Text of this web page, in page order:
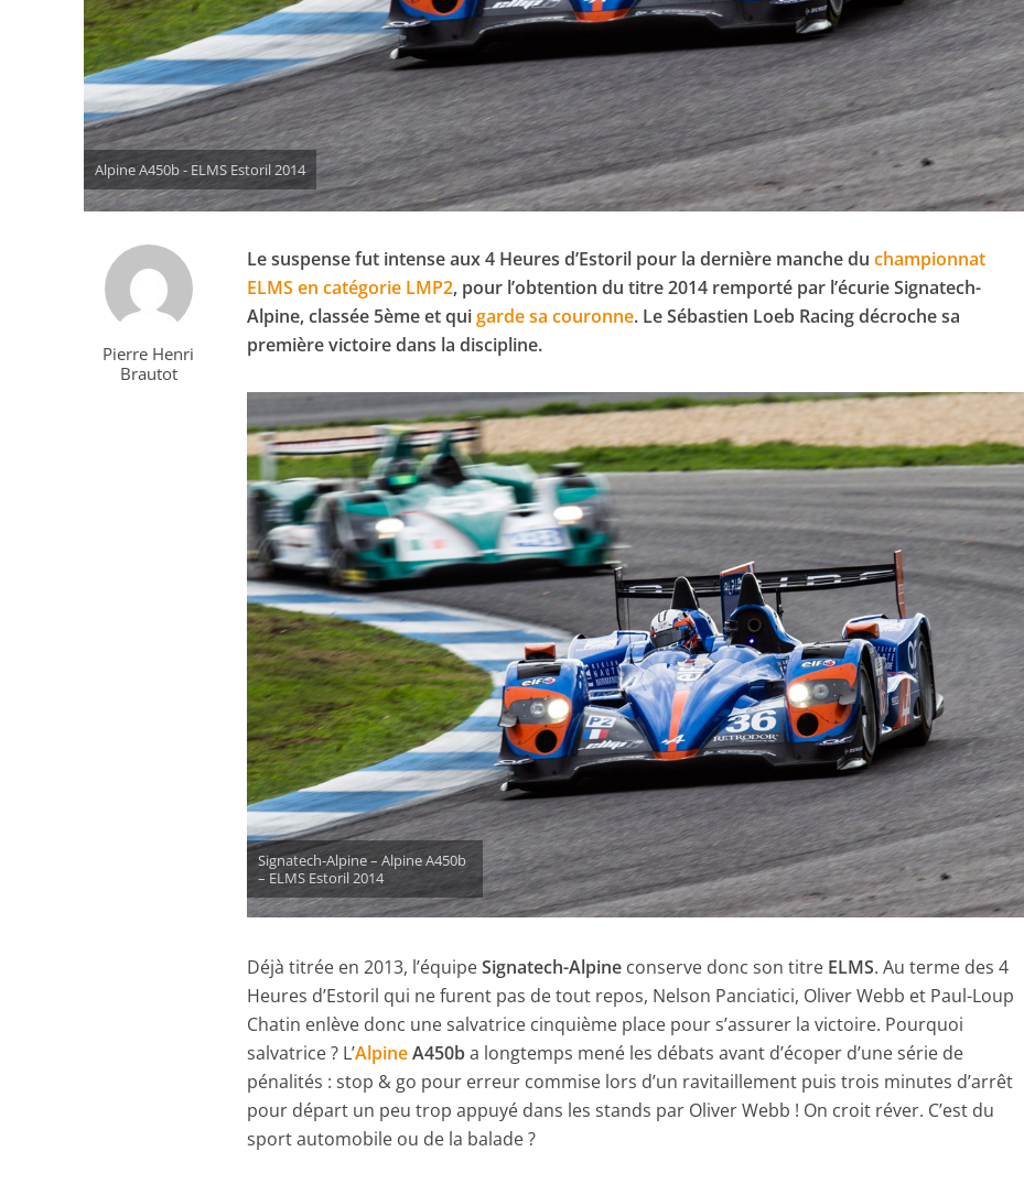
Alpine A450b - ELMS Estoril 2014
Pierre Henri
Brautot
Le suspense fut intense aux 4 Heures d’Estoril pour la dernière manche duchampionnat
ELMS en catégorie LMP2, pour l’obtention du titre 2014 remporté par l’écurie Signatech-
Alpine, classée 5ème et quigarde sa couronne. Le Sébastien Loeb Racing décroche sa
première victoire dans la discipline.
Signatech-Alpine – Alpine A450b
– ELMS Estoril 2014
Déjà titrée en 2013, l’équipeSignatech-Alpine conserve donc son titre ELMS. Au terme des 4
Heures d’Estoril qui ne furent pas de tout repos, Nelson Panciatici, Oliver Webb et Paul-Loup
Chatin enlève donc une salvatrice cinquième place pour s’assurer la victoire. Pourquoi
salvatrice ? L’AlpineA450ba longtemps mené les débats avant d’écoper d’une série de
pénalités : stop & go pour erreur commise lors d’un ravitaillement puis trois minutes d’arrêt
pour départ un peu trop appuyé dans les stands par Oliver Webb ! On croit réver. C’est du
sport automobile ou de la balade ?